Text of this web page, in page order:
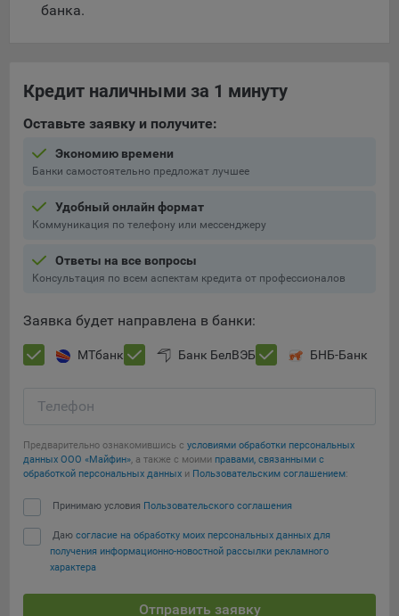
банка.
Кредит наличными за 1 минуту
Оставьте заявку и получите:
Экономию времени
Банки самостоятельно предложат лучшее
Удобный онлайн формат
Коммуникация по телефону или мессенджеру
Ответы на все вопросы
Консультация по всем аспектам кредита от профессионалов
Заявка будет направлена в банки:
МТбанк Банк БелВЭБ БНБ-Банк
Телефон
Предварительно ознакомившись с условиями обработки персональных
данных ООО «Майфин», а также с моими правами, связанными с
обработкой персональных данных и Пользовательским соглашением:
Принимаю условия Пользовательского соглашения
Даю согласие на обработку моих персональных данных для
получения информационно-новостной рассылки рекламного
характера
Отправить заявку